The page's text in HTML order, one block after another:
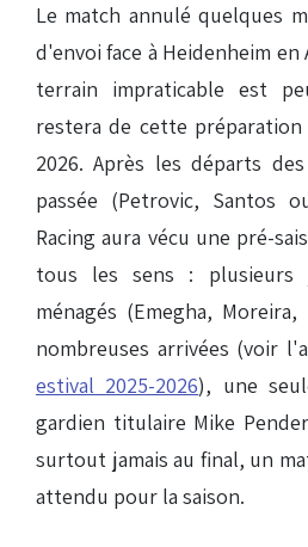
Le match annulé quelques
d'envoi face à Heidenheim
terrain impraticable est
restera de cette préparation
2026. Après les départs
passée (Petrovic, Santos
Racing aura vécu une pré-
tous les sens : plusieurs
ménagés (Emegha,
nombreuses arrivées (voir
estival 2025-2026), une
gardien titulaire Mike
surtout jamais au final, un
attendu pour la saison.